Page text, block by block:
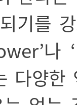
기를
나
다양한